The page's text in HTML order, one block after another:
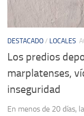
DESTACADO/ LOCALES
Los predios
marplatenses,
inseguridad
En menos de 20 días,